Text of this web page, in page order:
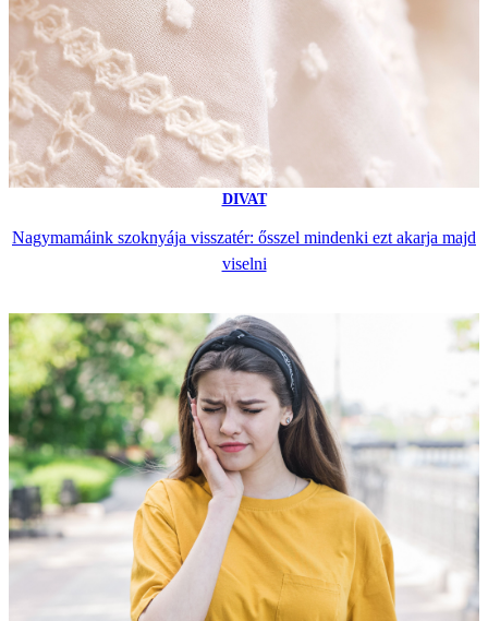
DIVAT
Nagymamáink szoknyája visszatér: ősszel mindenki ezt akarja majd
viselni